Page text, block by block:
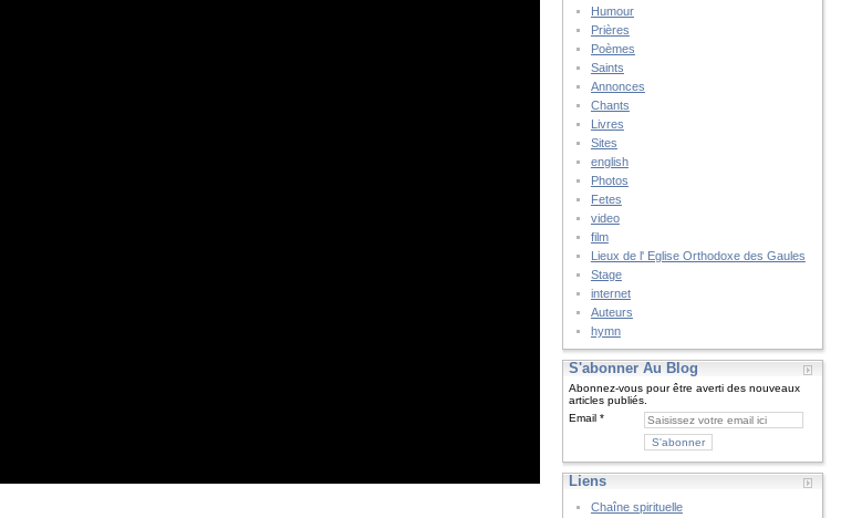
Humour
Prières
Poèmes
Saints
Annonces
Chants
Livres
Sites
english
Photos
Fetes
video
film
Lieux de l' Eglise Orthodoxe des Gaules
Stage
internet
Auteurs
hymn
S'abonner Au Blog
Abonnez-vous pour être averti des nouveaux
articles publiés.
Email
Liens
Chaîne spirituelle